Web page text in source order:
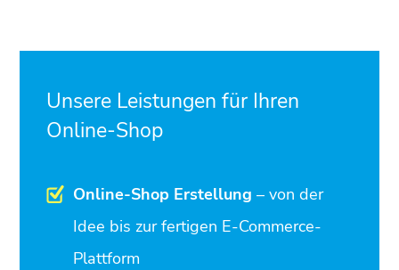
Unsere Leistungen für Ihren
Online-Shop
Online-Shop Erstellung – von der
Idee bis zur fertigen E-Commerce-
Plattform